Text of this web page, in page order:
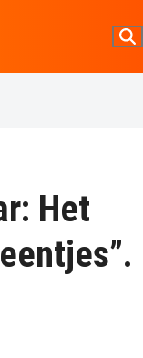
Het